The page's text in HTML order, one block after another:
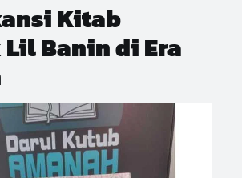
Kitab
Banin di Era